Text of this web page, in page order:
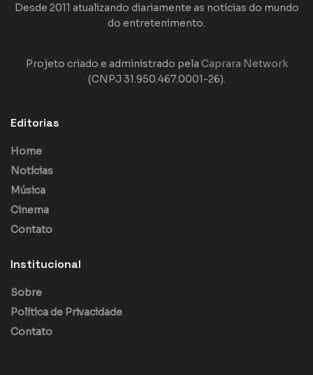
Desde 2011 atualizando diariamente as notícias do mundo
do entretenimento.
Projeto criado e administrado pela Caprara Network
(CNPJ 31.950.467.0001-26).
Editorias
Home
Notícias
Música
Cinema
Contato
Institucional
Sobre
Política de Privacidade
Contato